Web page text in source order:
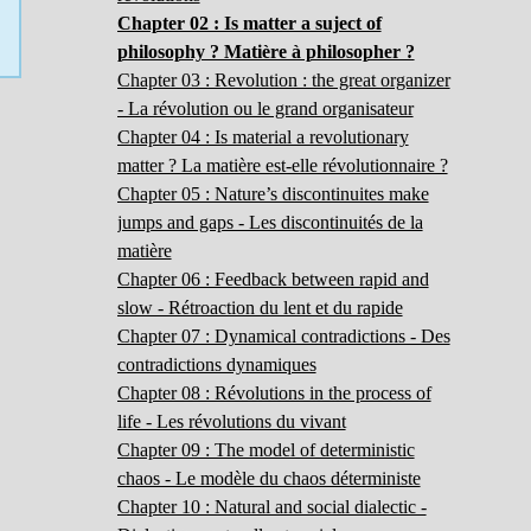
Chapter 02 : Is matter a suject of
philosophy ? Matière à philosopher ?
Chapter 03 : Revolution : the great organizer
- La révolution ou le grand organisateur
Chapter 04 : Is material a revolutionary
matter ? La matière est-elle révolutionnaire ?
Chapter 05 : Nature’s discontinuites make
jumps and gaps - Les discontinuités de la
matière
Chapter 06 : Feedback between rapid and
slow - Rétroaction du lent et du rapide
Chapter 07 : Dynamical contradictions - Des
contradictions dynamiques
Chapter 08 : Révolutions in the process of
life - Les révolutions du vivant
Chapter 09 : The model of deterministic
chaos - Le modèle du chaos déterministe
Chapter 10 : Natural and social dialectic -